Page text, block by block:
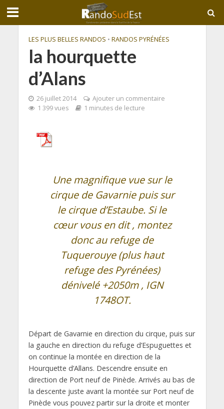
LES PLUS BELLES RANDOS • RANDOS PYRÉNÉES
la hourquette
d’Alans
26 juillet 2014
Ajouter un commentaire
1 399 vues
1 minutes de lecture
Une magnifique vue sur le
cirque de Gavarnie puis sur
le cirque d’Estaube. Si le
cœur vous en dit , montez
donc au refuge de
Tuquerouye (plus haut
refuge des Pyrénées)
dénivelé +2050m , IGN
1748OT.
Départ de Gavarnie en direction du cirque, puis sur
la gauche en direction du refuge d’Espuguettes et
on continue la montée en direction de la
Hourquette d’Allans. Descendre ensuite en
direction de Port neuf de Pinède. Arrivés au bas de
la descente juste avant la montée sur Port neuf de
Pinède vous pouvez partir sur la droite et monter